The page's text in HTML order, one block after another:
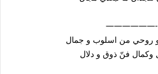
——————-
روحي من اسلوب و جمال